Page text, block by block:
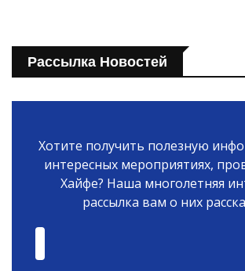
Рассылка Новостей
Хотите получить полезную
интересных мероприятиях,
Хайфе? Наша многолетняя
рассылка вам о них